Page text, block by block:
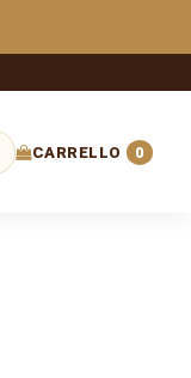
CARRELLO 0